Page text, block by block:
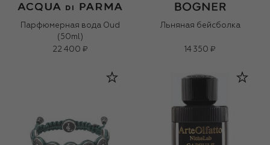
Парфюмерная вода Oud
(50ml)
22 400 ₽
Льняная бейсболка
14 350 ₽